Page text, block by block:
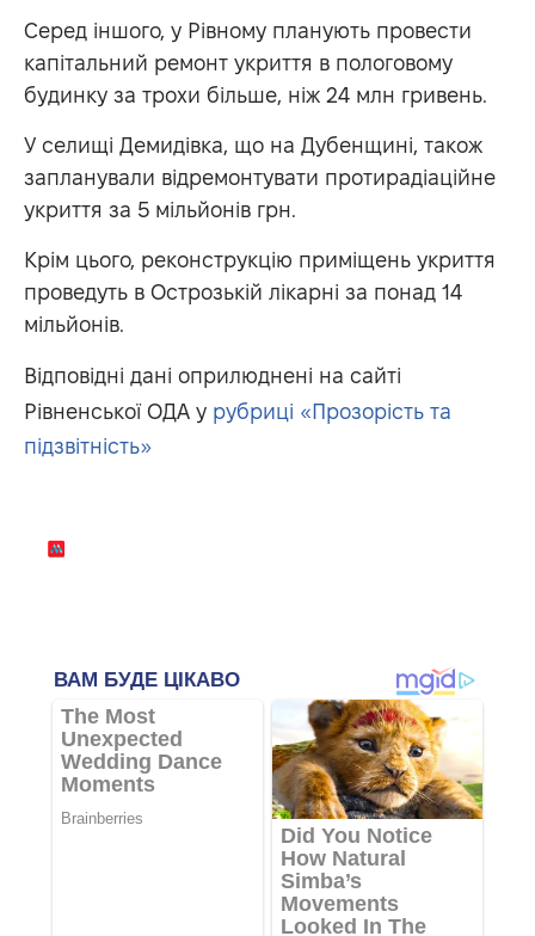
Серед іншого, у Рівному планують провести
капітальний ремонт укриття в пологовому
будинку за трохи більше, ніж 24 млн гривень.
У селищі Демидівка, що на Дубенщині, також
запланували відремонтувати протирадіаційне
укриття за 5 мільйонів грн.
Крім цього, реконструкцію приміщень укриття
проведуть в Острозькій лікарні за понад 14
мільйонів.
Відповідні дані оприлюднені на сайті
Рівненської ОДА у рубриці «Прозорість та
підзвітність»